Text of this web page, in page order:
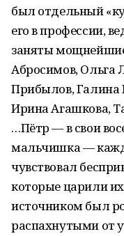
был отдельный
его в профессии,
заняты
Абросимов, Ольга
Прибылов,
Ирина Агашкова,
…Пётр — в свои
мальчишка —
чувствовал
которые царили
источником был
распахнутыми от